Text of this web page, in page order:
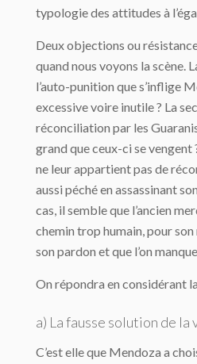
typologie des attitudes à
Deux objections ou
quand nous voyons la scène.
l’auto-punition que s’inflige
excessive voire inutile ? La
réconciliation par les
grand que ceux-ci se vengent
ne leur appartient pas de
aussi péché en assassinant
cas, il semble que l’ancien
chemin trop humain, pour
son pardon et que l’on
On répondra en considérant
a) La fausse solution de la
C’est elle que Mendoza a